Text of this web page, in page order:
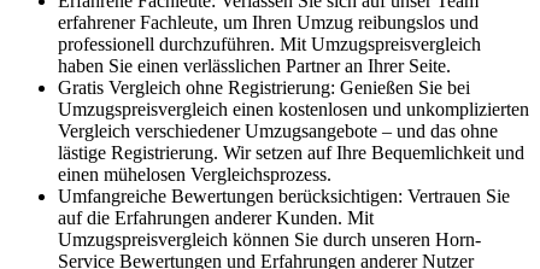
erfahrener Fachleute, um Ihren Umzug reibungslos und
professionell durchzuführen. Mit Umzugspreisvergleich
haben Sie einen verlässlichen Partner an Ihrer Seite.
Gratis Vergleich ohne Registrierung: Genießen Sie bei
Umzugspreisvergleich einen kostenlosen und unkomplizierten
Vergleich verschiedener Umzugsangebote – und das ohne
lästige Registrierung. Wir setzen auf Ihre Bequemlichkeit und
einen mühelosen Vergleichsprozess.
Umfangreiche Bewertungen berücksichtigen: Vertrauen Sie
auf die Erfahrungen anderer Kunden. Mit
Umzugspreisvergleich können Sie durch unseren Horn-
Service Bewertungen und Erfahrungen anderer Nutzer